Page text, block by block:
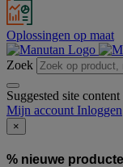
Oplossingen op maat
Zoek
Suggested site
Mijn account Inloggen
×
% nieuwe